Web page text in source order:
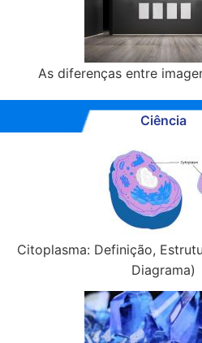
As diferenças entre
Ciência
Citoplasma: Definição,
Diagrama)